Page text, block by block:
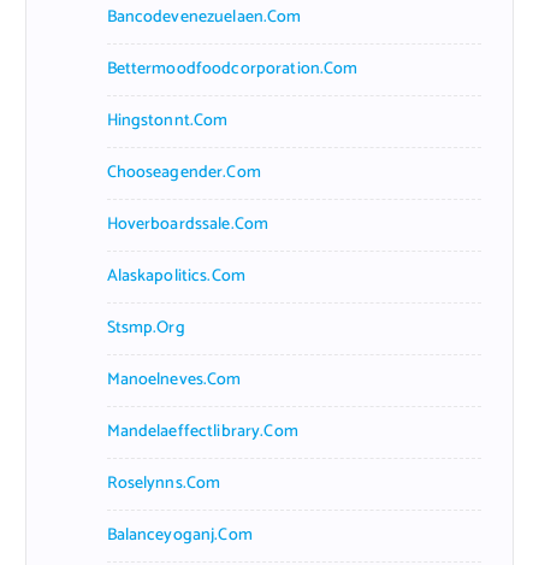
Bancodevenezuelaen.com
Bettermoodfoodcorporation.com
Hingstonnt.com
Chooseagender.com
Hoverboardssale.com
Alaskapolitics.com
Stsmp.org
Manoelneves.com
Mandelaeffectlibrary.com
Roselynns.com
Balanceyoganj.com